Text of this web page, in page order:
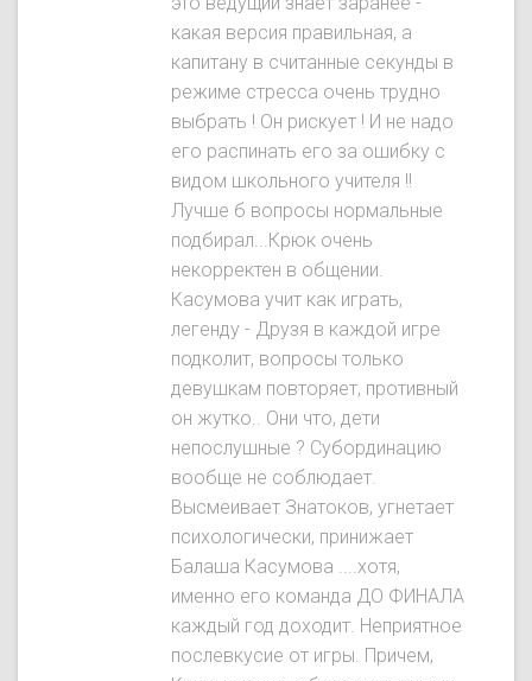
какая версия правильная, а
капитану в считанные секунды в
режиме стресса очень трудно
выбрать ! Он рискует ! И не надо
его распинать его за ошибку с
видом школьного учителя !!
Лучше б вопросы нормальные
подбирал...Крюк очень
некорректен в общении.
Касумова учит как играть,
легенду - Друзя в каждой игре
подколит, вопросы только
девушкам повторяет, противный
он жутко.. Они что, дети
непослушные ? Субординацию
вообще не соблюдает.
Высмеивает Знатокoв, угнетает
психологически, принижает
Балаша Касумова ....хотя,
именно его команда ДО ФИНАЛА
каждый год доходит. Неприятное
послевкусие от игры. Причем,